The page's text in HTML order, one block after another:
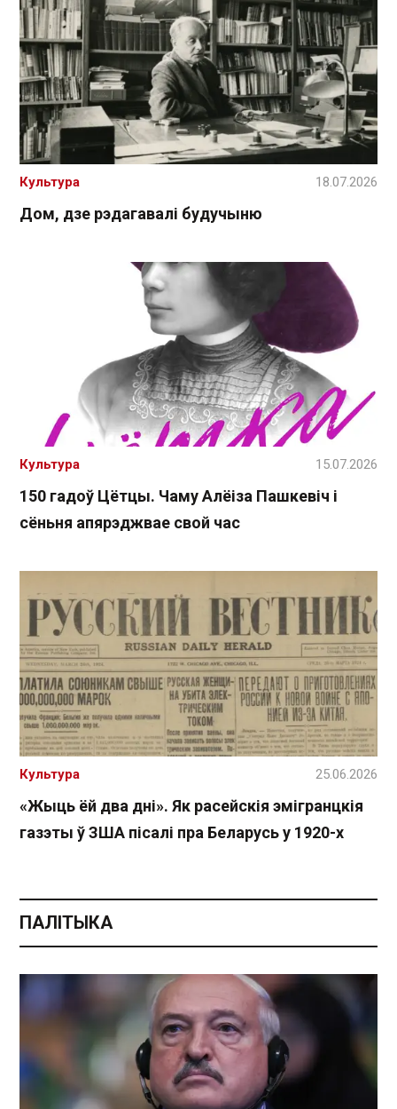
Дом, дзе рэдагавалі будучыню
Культура 18.07.2026
150 гадоў Цётцы. Чаму Алёіза Пашкевіч і
сёньня апярэджвае свой час
Культура 15.07.2026
«Жыць ёй два дні». Як расейскія эмігранцкія
газэты ў ЗША пісалі пра Беларусь у 1920-х
Культура 25.06.2026
ПАЛІТЫКА